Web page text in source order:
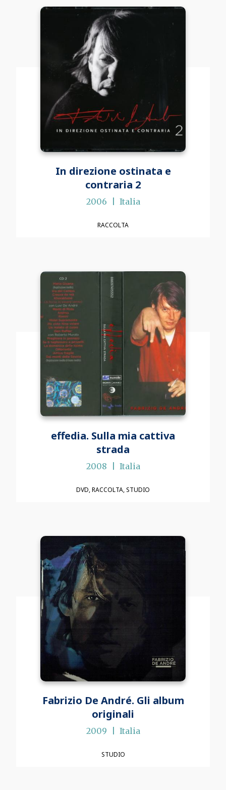
In direzione ostinata e
contraria 2
2006 Italia
RACCOLTA
effedia. Sulla mia cattiva
strada
2008 Italia
DVD RACCOLTA STUDIO
Fabrizio De André. Gli album
originali
2009 Italia
STUDIO